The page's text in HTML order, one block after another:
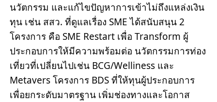
นวัตกรรม และแก้ไขปัญหาการเข้าไม่ถึงแหล่งเงิน
ทุน เช่น สสว. ที่ดูแลเรื่อง SME ได้สนับสนุน 2
โครงการ คือ SME Restart เพื่อ Transform ผู้
ประกอบการให้มีความพร้อมต่อ นวัตกรรมการท่อง
เที่ยวที่เปลี่ยนไปเช่น BCG/Welliness และ
Metavers โครงการ BDS ที่ให้ทุนผู้ประกอบการ
เพื่อยกระดับมาตรฐาน เพิ่มช่องทางและโอกาส